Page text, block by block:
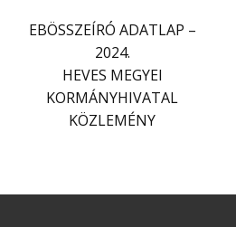
EBÖSSZEÍRÓ ADATLAP –
2024.
HEVES MEGYEI
KORMÁNYHIVATAL
KÖZLEMÉNY